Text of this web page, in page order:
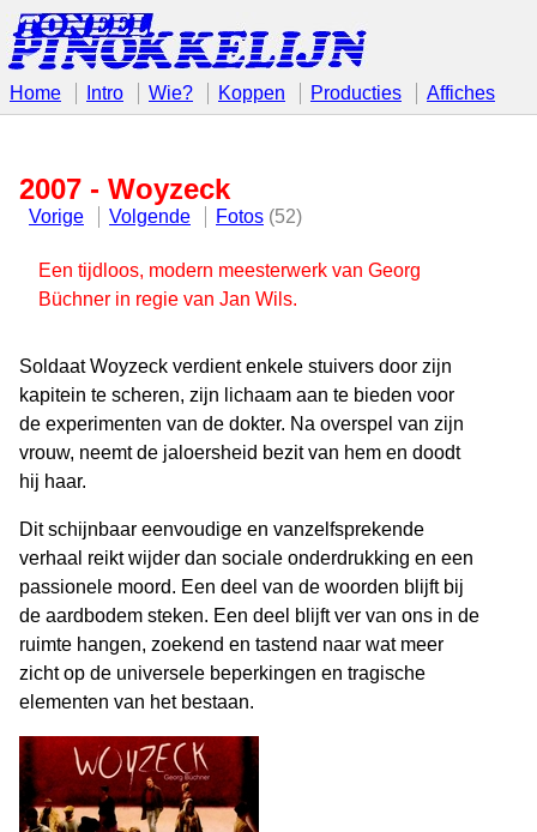
Home Intro Wie? Koppen Producties Affiches
2007 - Woyzeck
Vorige Volgende Fotos (52)
Een tijdloos, modern meesterwerk van Georg
Büchner in regie van Jan Wils.
Soldaat Woyzeck verdient enkele stuivers door zijn
kapitein te scheren, zijn lichaam aan te bieden voor
de experimenten van de dokter. Na overspel van zijn
vrouw, neemt de jaloersheid bezit van hem en doodt
hij haar.
Dit schijnbaar eenvoudige en vanzelfsprekende
verhaal reikt wijder dan sociale onderdrukking en een
passionele moord. Een deel van de woorden blijft bij
de aardbodem steken. Een deel blijft ver van ons in de
ruimte hangen, zoekend en tastend naar wat meer
zicht op de universele beperkingen en tragische
elementen van het bestaan.